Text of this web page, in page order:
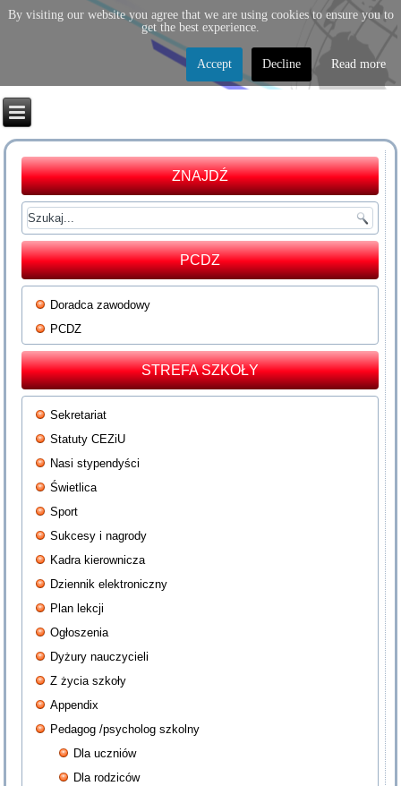
ZNAJDŹ
PCDZ
Doradca zawodowy
PCDZ
STREFA SZKOŁY
Sekretariat
Statuty CEZiU
Nasi stypendyści
Świetlica
Sport
Sukcesy i nagrody
Kadra kierownicza
Dziennik elektroniczny
Plan lekcji
Ogłoszenia
Dyżury nauczycieli
Z życia szkoły
Appendix
Pedagog /psycholog szkolny
Dla uczniów
Dla rodziców
By visiting our website you agree that we are using cookies to ensure you to
get the best experience.
Accept Decline Read more